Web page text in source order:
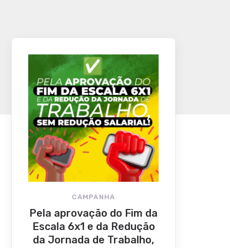
CAMPANHA
Pela aprovação do Fim da
Escala 6x1 e da Redução
da Jornada de Trabalho,